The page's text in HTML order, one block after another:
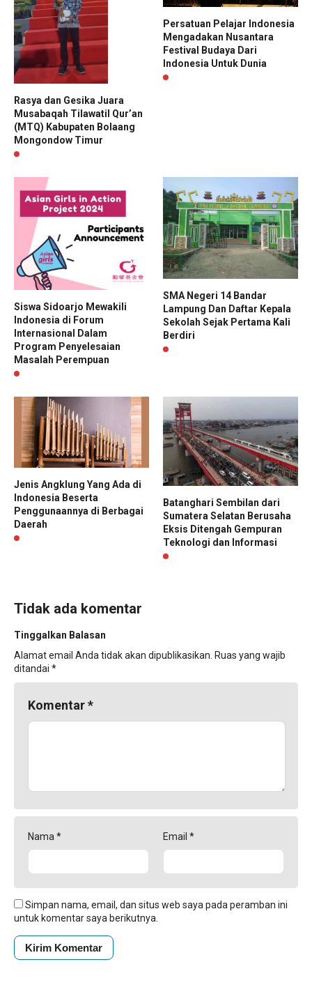
Rasya dan Gesika Juara
Musabaqah Tilawatil Qur’an
(MTQ) Kabupaten Bolaang
Mongondow Timur
Persatuan Pelajar Indonesia
Mengadakan Nusantara
Festival Budaya Dari
Indonesia Untuk Dunia
Siswa Sidoarjo Mewakili
Indonesia di Forum
Internasional Dalam
Program Penyelesaian
Masalah Perempuan
SMA Negeri 14 Bandar
Lampung Dan Daftar Kepala
Sekolah Sejak Pertama Kali
Berdiri
Jenis Angklung Yang Ada di
Indonesia Beserta
Penggunaannya di Berbagai
Daerah
Batanghari Sembilan dari
Sumatera Selatan Berusaha
Eksis Ditengah Gempuran
Teknologi dan Informasi
Tidak ada komentar
Tinggalkan Balasan
Alamat email Anda tidak akan dipublikasikan. Ruas yang wajib
ditandai *
Komentar*
Nama * Email *
Simpan nama, email, dan situs web saya pada peramban ini
untuk komentar saya berikutnya.